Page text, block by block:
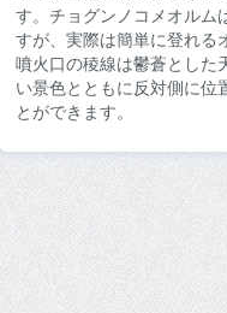
す。チョグンノコメオルム
すが、実際は簡単に登れる
噴火口の稜線は鬱蒼とした
い景色とともに反対側に位
とができます。